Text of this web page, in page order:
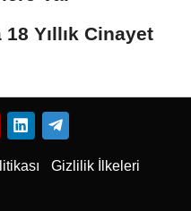
18 Yıllık Cinayet
Gizlilik İlkeleri